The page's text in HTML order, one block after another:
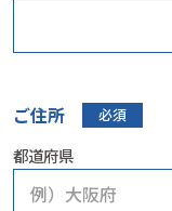
ご住所 必須
都道府県